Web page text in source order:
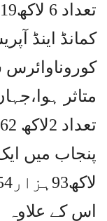
کمانڈ اینڈ
متاثر
پنجاب میں
اس کے علاوہ